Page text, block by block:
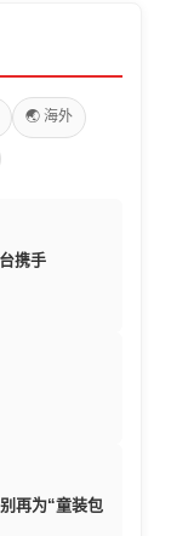
🌏 海外
携手
再为“童装包